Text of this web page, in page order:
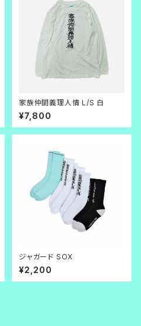
家族仲間義理人情 L/S 白
¥7,800
ジャガード SOX
¥2,200